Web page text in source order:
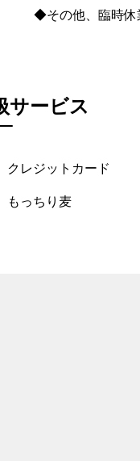
◆その他、臨時休
サービス
クレジットカード
もっちり麦